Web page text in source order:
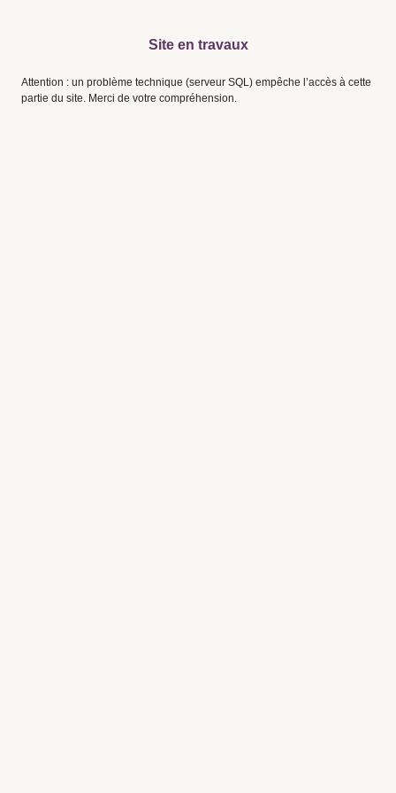
Site en travaux
Attention : un problème technique (serveur SQL) empêche l’accès à cette
partie du site. Merci de votre compréhension.